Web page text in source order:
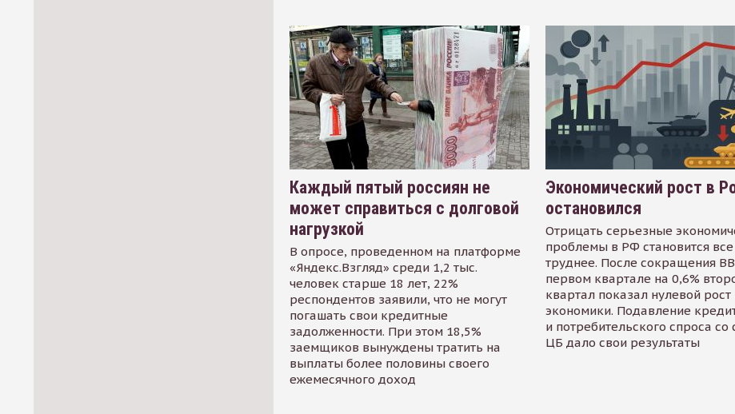
Каждый пятый россиян не
может справиться с долговой
нагрузкой
В опросе, проведенном на платформе
«Яндекс.Взгляд» среди 1,2 тыс.
человек старше 18 лет, 22%
респондентов заявили, что не могут
погашать свои кредитные
задолженности. При этом 18,5%
заемщиков вынуждены тратить на
выплаты более половины своего
ежемесячного доход
Экономический рост в
остановился
Отрицать серьезные
проблемы в РФ становится все
труднее. После сокращения
первом квартале на 0,6%
квартал показал нулевой рост
экономики. Подавление
и потребительского спроса со
ЦБ дало свои результаты